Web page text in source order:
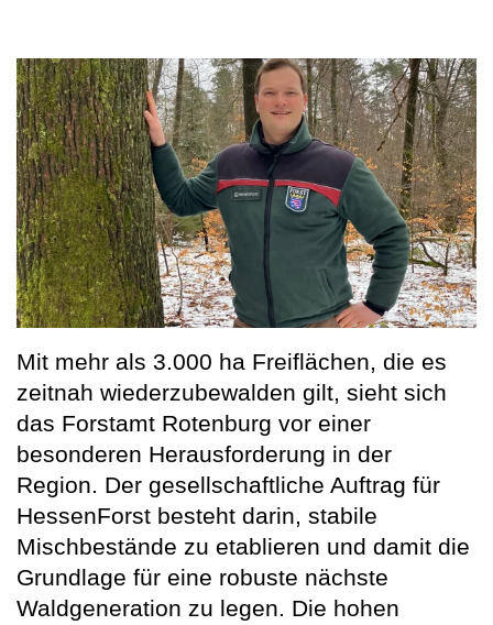
Mit mehr als 3.000 ha Freiflächen, die es
zeitnah wiederzubewalden gilt, sieht sich
das Forstamt Rotenburg vor einer
besonderen Herausforderung in der
Region. Der gesellschaftliche Auftrag für
HessenForst besteht darin, stabile
Mischbestände zu etablieren und damit die
Grundlage für eine robuste nächste
Waldgeneration zu legen. Die hohen